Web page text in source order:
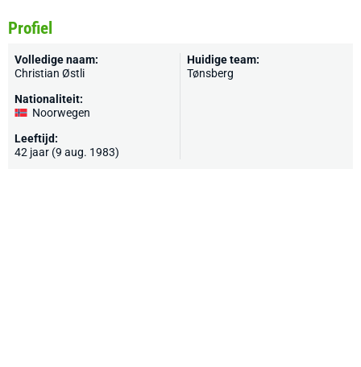
Profiel
Volledige naam:
Christian Østli
Nationaliteit:
Noorwegen
Leeftijd:
42 jaar (9 aug. 1983)
Huidige team:
Tønsberg